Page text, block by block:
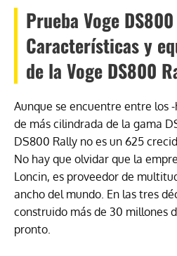
Prueba Voge
Características y
de la Voge DS800
Aunque se encuentre entre los
de más cilindrada de la gama
DS800 Rally no es un 625
No hay que olvidar que la
Loncin, es proveedor de
ancho del mundo. En las tres
construido más de 30 millones
pronto.